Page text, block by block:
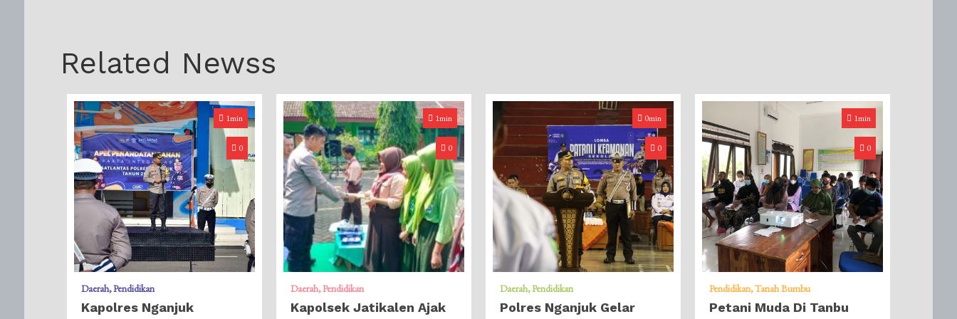
Related Newss
1min
0
Daerah Pendidikan
Kapolres Nganjuk
1min
0
Daerah Pendidikan
Kapolsek Jatikalen Ajak
0min
0
Daerah Pendidikan
Polres Nganjuk Gelar
1min
0
Pendidikan Tanah Bumbu
Petani Muda Di Tanbu